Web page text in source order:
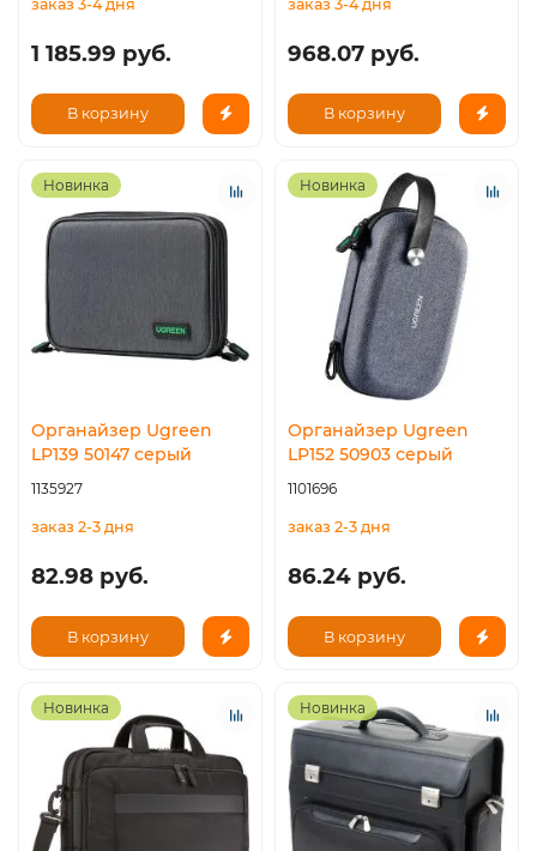
заказ 3-4 дня
1 185.99 руб.
В корзину
заказ 3-4 дня
968.07 руб.
В корзину
Новинка
Органайзер Ugreen
LP139 50147 серый
1135927
заказ 2-3 дня
82.98 руб.
В корзину
Новинка
Органайзер Ugreen
LP152 50903 серый
1101696
заказ 2-3 дня
86.24 руб.
В корзину
Новинка Новинка